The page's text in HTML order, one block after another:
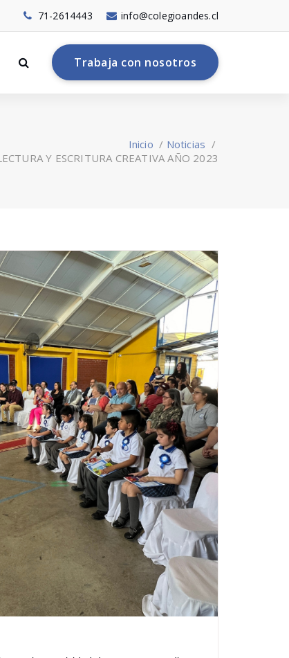
info@colegioandes.cl
71-2614443
Trabaja con nosotros
Inicio / Noticias /
Y ESCRITURA CREATIVA AÑO 2023